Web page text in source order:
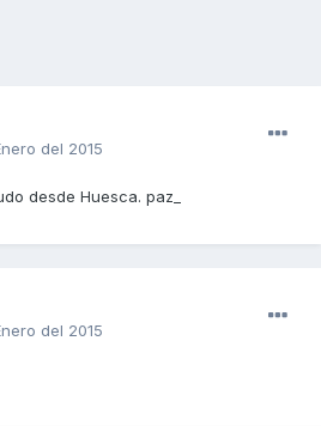
del 2015
desde Huesca. paz_
del 2015